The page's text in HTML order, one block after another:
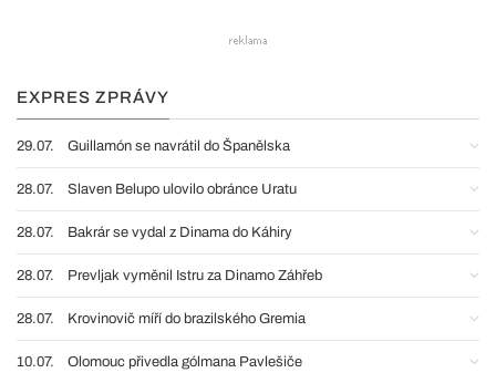
EXPRES ZPRÁVY
29.07. Guillamón se navrátil do Španělska
28.07. Slaven Belupo ulovilo obránce Uratu
28.07. Bakrár se vydal z Dinama do Káhiry
28.07. Prevljak vyměnil Istru za Dinamo Záhřeb
28.07. Krovinovič míří do brazilského Gremia
10.07. Olomouc přivedla gólmana Pavlešiče